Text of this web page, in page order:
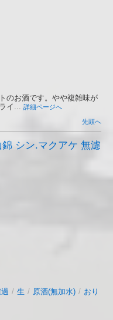
のお酒です。やや複雑味が
イ... 詳細ページへ
先頭へ
シン.マクアケ 無濾
/ 生 / 原酒(無加水) / おり